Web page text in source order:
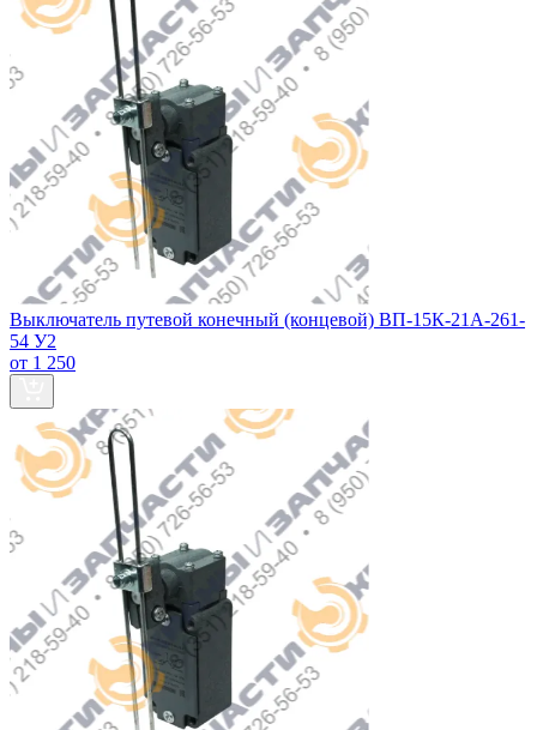
Выключатель путевой конечный (концевой) ВП-15К-21А-261-
54 У2
от 1 250